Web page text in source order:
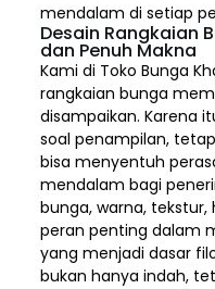
mendalam di setiap
Desain Rangkaian
dan Penuh Makna
Kami di Toko Bunga
rangkaian bunga
disampaikan. Karena
soal penampilan,
bisa menyentuh
mendalam bagi
bunga, warna,
peran penting dalam
yang menjadi dasar
bukan hanya indah,